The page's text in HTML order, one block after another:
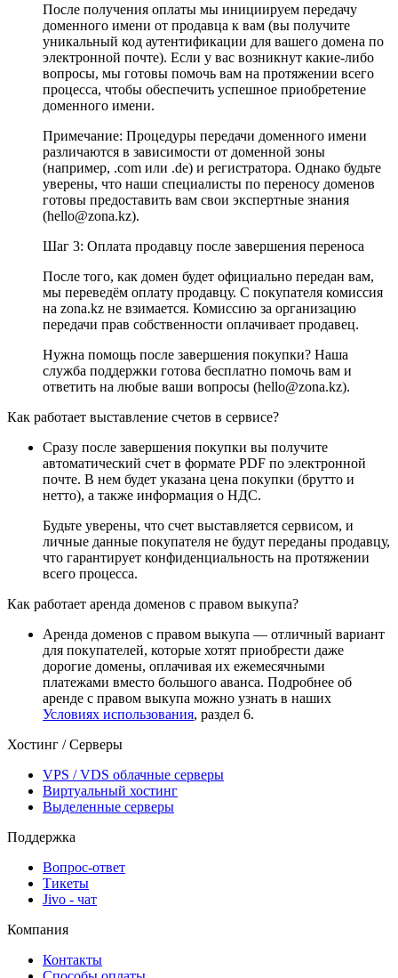
После получения оплаты мы инициируем передачу
доменного имени от продавца к вам (вы получите
уникальный код аутентификации для вашего домена по
электронной почте). Если у вас возникнут какие-либо
вопросы, мы готовы помочь вам на протяжении всего
процесса, чтобы обеспечить успешное приобретение
доменного имени.
Примечание: Процедуры передачи доменного имени
различаются в зависимости от доменной зоны
(например, .com или .de) и регистратора. Однако будьте
уверены, что наши специалисты по переносу доменов
готовы предоставить вам свои экспертные знания
(hello@zona.kz).
Шаг 3: Оплата продавцу после завершения переноса
После того, как домен будет официально передан вам,
мы переведём оплату продавцу. С покупателя комиссия
на zona.kz не взимается. Комиссию за организацию
передачи прав собственности оплачивает продавец.
Нужна помощь после завершения покупки? Наша
служба поддержки готова бесплатно помочь вам и
ответить на любые ваши вопросы (hello@zona.kz).
Как работает выставление счетов в сервисе?
Сразу после завершения покупки вы получите
автоматический счет в формате PDF по электронной
почте. В нем будет указана цена покупки (брутто и
нетто), а также информация о НДС.
Будьте уверены, что счет выставляется сервисом, и
личные данные покупателя не будут переданы продавцу,
что гарантирует конфиденциальность на протяжении
всего процесса.
Как работает аренда доменов с правом выкупа?
Аренда доменов с правом выкупа — отличный вариант
для покупателей, которые хотят приобрести даже
дорогие домены, оплачивая их ежемесячными
платежами вместо большого аванса. Подробнее об
аренде с правом выкупа можно узнать в наших
Условиях использования, раздел 6.
Хостинг / Серверы
VPS / VDS облачные серверы
Виртуальный хостинг
Выделенные серверы
Поддержка
Вопрос-ответ
Тикеты
Jivo - чат
Компания
Контакты